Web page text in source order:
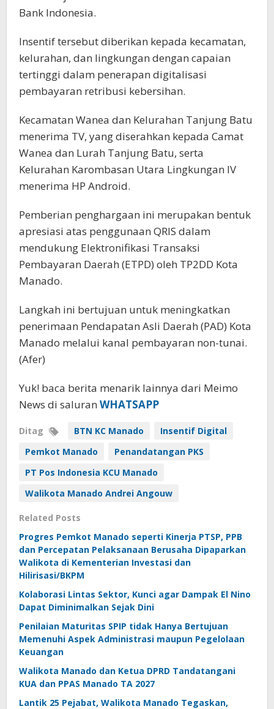
Bank Indonesia.
Insentif tersebut diberikan kepada kecamatan,
kelurahan, dan lingkungan dengan capaian
tertinggi dalam penerapan digitalisasi
pembayaran retribusi kebersihan.
Kecamatan Wanea dan Kelurahan Tanjung Batu
menerima TV, yang diserahkan kepada Camat
Wanea dan Lurah Tanjung Batu, serta
Kelurahan Karombasan Utara Lingkungan IV
menerima HP Android.
Pemberian penghargaan ini merupakan bentuk
apresiasi atas penggunaan QRIS dalam
mendukung Elektronifikasi Transaksi
Pembayaran Daerah (ETPD) oleh TP2DD Kota
Manado.
Langkah ini bertujuan untuk meningkatkan
penerimaan Pendapatan Asli Daerah (PAD) Kota
Manado melalui kanal pembayaran non-tunai.
(Afer)
Yuk! baca berita menarik lainnya dari Meimo
News di saluran WHATSAPP
Ditag BTN KC Manado
Insentif Digital
Pemkot Manado
Penandatangan PKS
PT Pos Indonesia KCU Manado
Walikota Manado Andrei Angouw
Related Posts
Progres Pemkot Manado seperti Kinerja PTSP, PPB
dan Percepatan Pelaksanaan Berusaha Dipaparkan
Walikota di Kementerian Investasi dan
Hilirisasi/BKPM
Kolaborasi Lintas Sektor, Kunci agar Dampak El Nino
Dapat Diminimalkan Sejak Dini
Penilaian Maturitas SPIP tidak Hanya Bertujuan
Memenuhi Aspek Administrasi maupun Pegelolaan
Keuangan
Walikota Manado dan Ketua DPRD Tandatangani
KUA dan PPAS Manado TA 2027
Lantik 25 Pejabat, Walikota Manado Tegaskan,